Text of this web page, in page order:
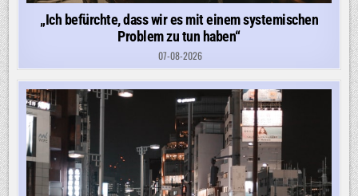
„Ich befürchte, dass wir es mit einem systemischen
Problem zu tun haben“
07-08-2026